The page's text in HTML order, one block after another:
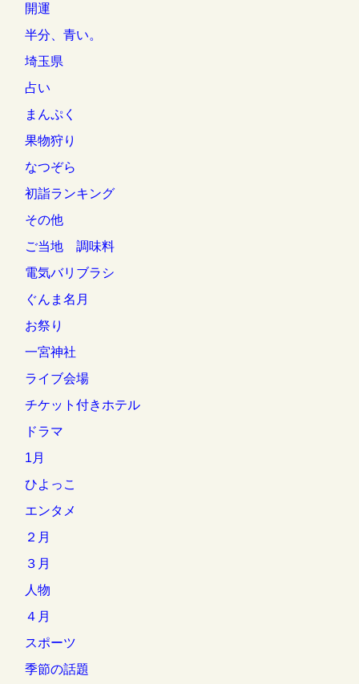
開運
半分、青い。
埼玉県
占い
まんぷく
果物狩り
なつぞら
初詣ランキング
その他
ご当地 調味料
電気バリブラシ
ぐんま名月
お祭り
一宮神社
ライブ会場
チケット付きホテル
ドラマ
1月
ひよっこ
エンタメ
２月
３月
人物
４月
スポーツ
季節の話題